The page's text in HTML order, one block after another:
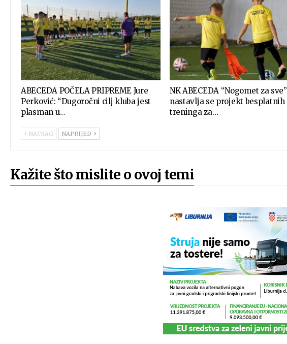
ABECEDA POČELA PRIPREME Jure
Perković: “Dugoročni cilj kluba jest
plasman u…
NK ABECEDA “Nogomet za sve”
nastavlja se projekt besplatnih
treninga za…
NATRAG NAPRIJED
Kažite što mislite o ovoj temi